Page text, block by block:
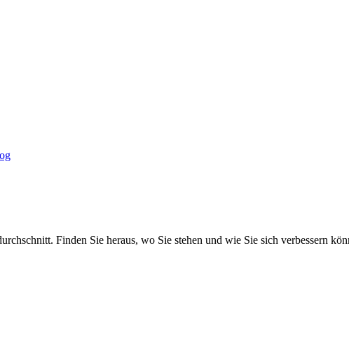
Finden Sie heraus, wo Sie stehen und wie Sie sich verbessern